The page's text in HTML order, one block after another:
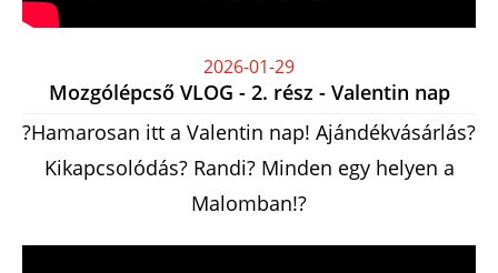
2026-01-29
Mozgólépcső VLOG - 2. rész - Valentin nap
?Hamarosan itt a Valentin nap! Ajándékvásárlás?
Kikapcsolódás? Randi? Minden egy helyen a
Malomban!?